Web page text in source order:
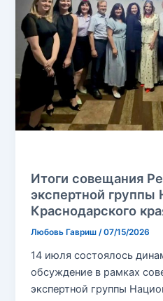
Итоги совещания
экспертной
Краснодарского
Любовь Гавриш/07/15/2026
14 июля состоялось
обсуждение в рамках
экспертной группы